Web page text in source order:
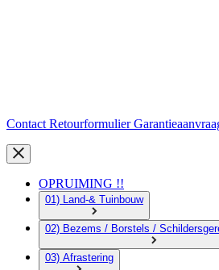
Contact Retourformulier
OPRUIMING !!
01) Land-& Tuinbouw
02) Bezems / Borstels /
03) Afrastering